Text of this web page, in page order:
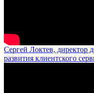
Сергей Локтев, директор
развития клиентского